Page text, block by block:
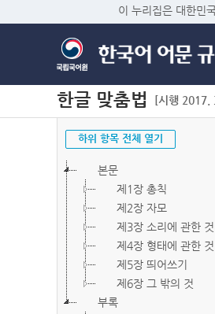
이 누리집은 대한민
한글 맞춤법 [시행 2017.
하위 항목 전체 열기
본문
제1장 총칙
제2장 자모
제3장 소리에 관한 것
제4장 형태에 관한 것
제5장 띄어쓰기
제6장 그 밖의 것
부록